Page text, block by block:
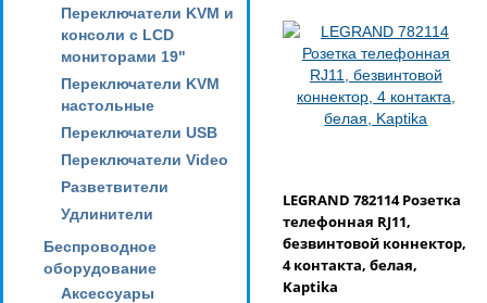
Переключатели KVM и
консоли с LCD
мониторами 19"
Переключатели KVM
настольные
Переключатели USB
Переключатели Video
Разветвители
Удлинители
Беспроводное
оборудование
Аксессуары
LEGRAND 782114 Розетка
телефонная RJ11,
безвинтовой коннектор,
4 контакта, белая,
Kaptika